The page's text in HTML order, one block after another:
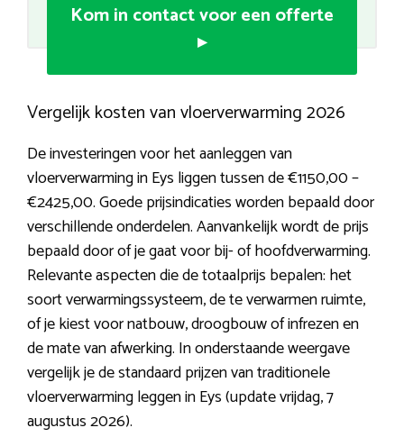
Kom in contact voor een offerte
▸
Vergelijk kosten van vloerverwarming 2026
De investeringen voor het aanleggen van
vloerverwarming in Eys liggen tussen de €1150,00 –
€2425,00. Goede prijsindicaties worden bepaald door
verschillende onderdelen. Aanvankelijk wordt de prijs
bepaald door of je gaat voor bij- of hoofdverwarming.
Relevante aspecten die de totaalprijs bepalen: het
soort verwarmingssysteem, de te verwarmen ruimte,
of je kiest voor natbouw, droogbouw of infrezen en
de mate van afwerking. In onderstaande weergave
vergelijk je de standaard prijzen van traditionele
vloerverwarming leggen in Eys (update vrijdag, 7
augustus 2026).